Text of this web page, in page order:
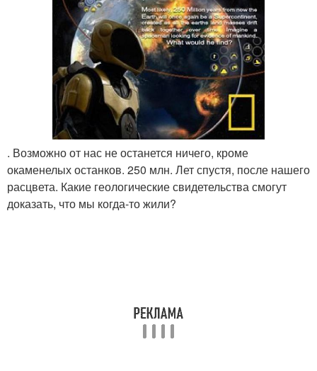
. Возможно от нас не останется ничего, кроме
окаменелых останков. 250 млн. Лет спустя, после нашего
расцвета. Какие геологические свидетельства смогут
доказать, что мы когда-то жили?